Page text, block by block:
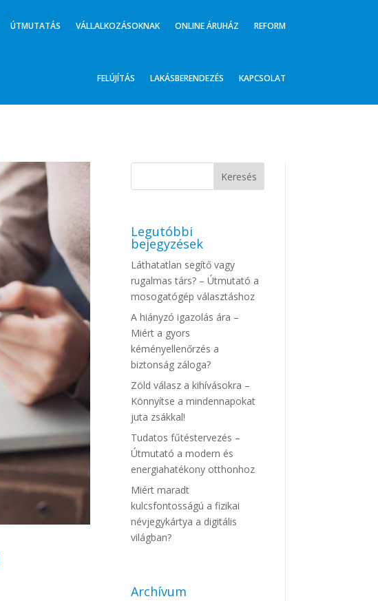
ÚTMUTATÁS VÁLLALKOZÁSOKNAK ONLINE ÁRUHÁZ REFORM
FELÚJÍTÁS LAKÁSBERENDEZÉS KAPCSOLAT
Legutóbbi
bejegyzések
Láthatatlan segítő vagy
rugalmas társ? – Útmutató a
mosogatógép választáshoz
A hiányzó igazolás ára –
Miért a gyors
kéményellenőrzés a
biztonság záloga?
Zöld válasz a kihívásokra –
Könnyítse a mindennapokat
juta zsákkal!
Tudatos fűtéstervezés –
Útmutató a modern és
energiahatékony otthonhoz
Miért maradt
kulcsfontosságú a fizikai
névjegykártya a digitális
világban?
Archívum